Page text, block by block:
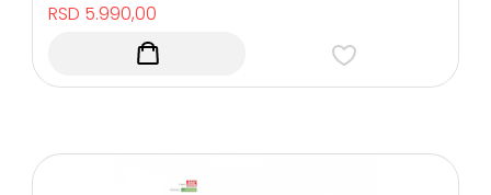
RSD 5.990,00